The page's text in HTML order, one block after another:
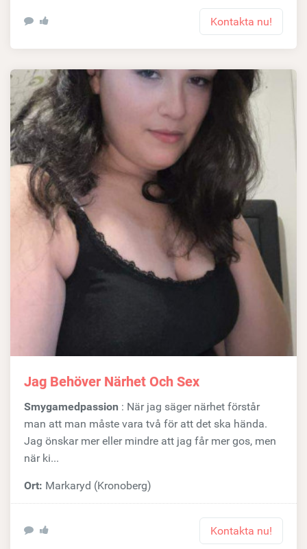
Kontakta nu!
Jag Behöver Närhet Och Sex
Smygamedpassion : När jag säger närhet förstår
man att man måste vara två för att det ska hända.
Jag önskar mer eller mindre att jag får mer gos, men
när ki...
Ort: Markaryd (Kronoberg)
Kontakta nu!